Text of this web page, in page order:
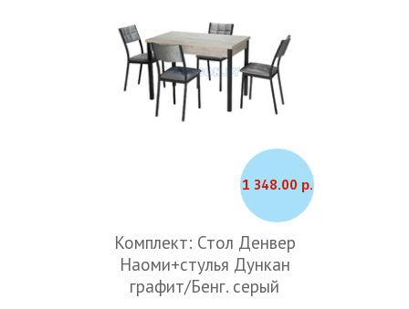
1 348.00 р.
Комплект: Стол Денвер
Наоми+стулья Дункан
графит/Бенг. серый